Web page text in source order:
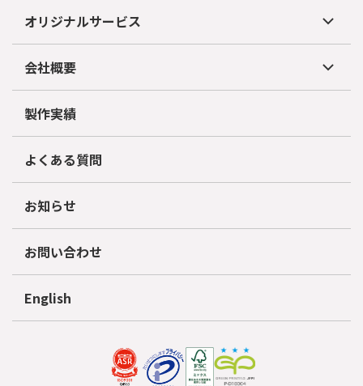
オリジナルサービス
会社概要
製作実績
よくある質問
お知らせ
お問い合わせ
English